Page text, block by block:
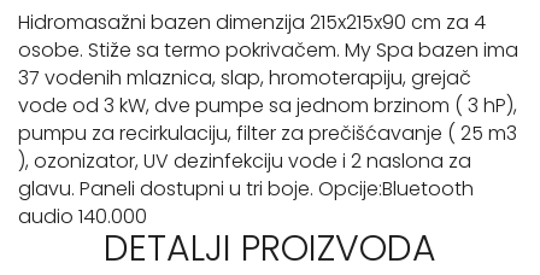
Hidromasažni bazen dimenzija 215x215x90 cm za 4
osobe. Stiže sa termo pokrivačem. My Spa bazen ima
37 vodenih mlaznica, slap, hromoterapiju, grejač
vode od 3 kW, dve pumpe sa jednom brzinom ( 3 hP),
pumpu za recirkulaciju, filter za prečišćavanje ( 25 m3
), ozonizator, UV dezinfekciju vode i 2 naslona za
glavu. Paneli dostupni u tri boje. Opcije:Bluetooth
audio 140.000
DETALJI PROIZVODA